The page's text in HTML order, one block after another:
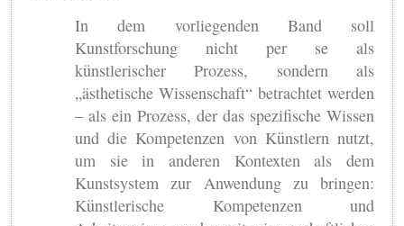
In dem vorliegenden Band soll
Kunstforschung nicht per se als
künstlerischer Prozess, sondern als
„ästhetische Wissenschaft“ betrachtet werden
– als ein Prozess, der das spezifische Wissen
und die Kompetenzen von Künstlern nutzt,
um sie in anderen Kontexten als dem
Kunstsystem zur Anwendung zu bringen:
Künstlerische Kompetenzen und